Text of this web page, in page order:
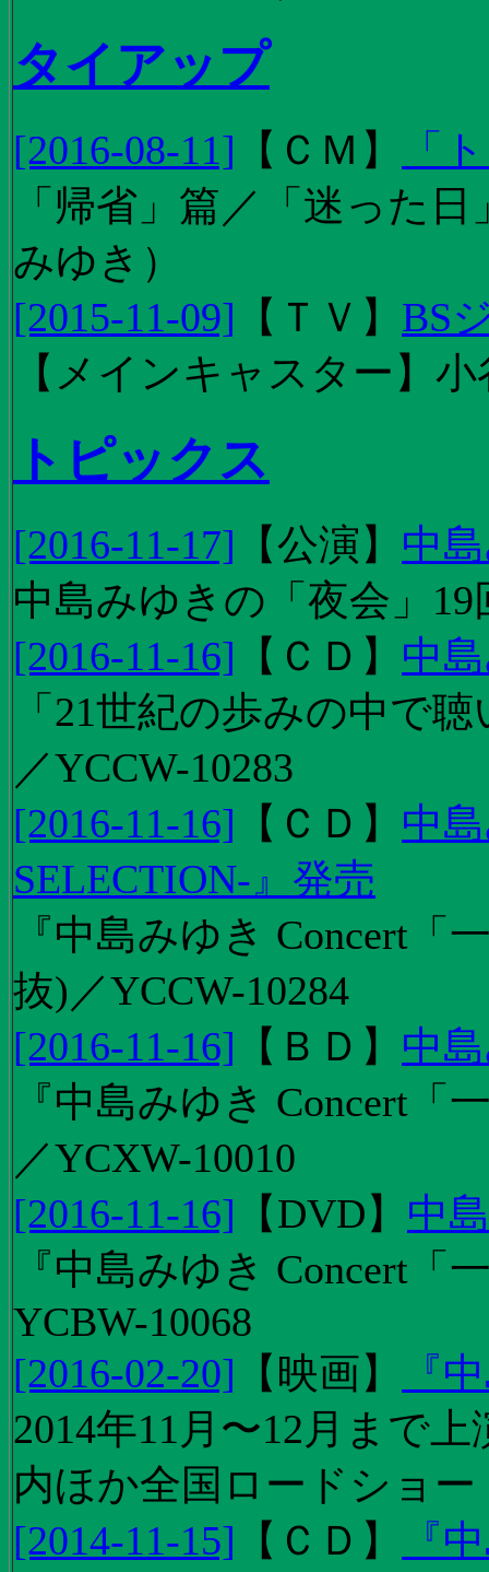
タイアップ
[2016-08-11] 【 ＣＭ 】
「
「帰省」篇／「迷った
みゆき）
[2015-11-09] 【 ＴＶ 】 BS
【メインキャスター】
トピックス
[2016-11-17] 【公演 】 中
中島みゆきの「夜会」
[2016-11-16] 【 ＣＤ 】 中
「21世紀の歩みの中で
／YCCW-10283
[2016-11-16] 【 ＣＤ 】 中
SELECTION-』発売
『中島みゆき Concert
抜)／YCCW-10284
[2016-11-16] 【 ＢＤ 】 中
『中島みゆき Concert
／YCXW-10010
[2016-11-16] 【DVD】 中
『中島みゆき Concert
YCBW-10068
[2016-02-20] 【 映画】
『
2014年11月〜12月まで
内ほか全国ロードショー
[2014-11-15] 【 ＣＤ 】
『